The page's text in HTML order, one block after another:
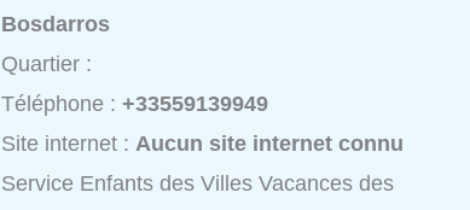
Bosdarros
Quartier :
Téléphone :+33559139949
Site internet :Aucun site internet connu
Service Enfants des Villes Vacances des